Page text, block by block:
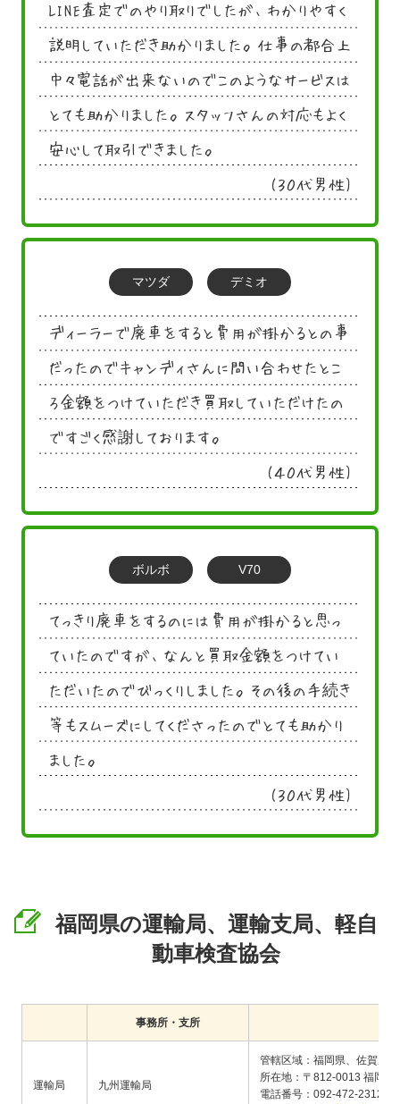
LINE査定でのやり取りでしたが、わかりやすく
説明していただき助かりました。仕事の都合上
中々電話が出来ないのでこのようなサービスは
とても助かりました。スタッフさんの対応もよく
安心して取引できました。
(３０代男性)
マツダ デミオ
ディーラーで廃車をすると費用が掛かるとの事
だったのでキャンディさんに問い合わせたとこ
ろ金額をつけていただき買取していただけたの
ですごく感謝しております。
(４０代男性)
ボルボ V70
てっきり廃車をするのには費用が掛かると思っ
ていたのですが、なんと買取金額をつけてい
ただいたのでびっくりしました。その後の手続き
等もスムーズにしてくださったのでとても助かり
ました。
(３０代男性)
福岡県の運輸局、運輸支局、軽自
動車検査協会
事務所・支所
運輸局 九州運輸局
管轄区域：福岡県、佐賀県
所在地：〒812-0013 福岡
電話番号：092-472-2312